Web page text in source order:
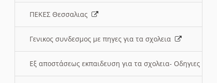
ΠΕΚΕΣ Θεσσαλιας
Γενικος συνδεσμος με πηγες για τα σχολεια
Εξ αποστάσεως εκπαιδευση για τα σχολεια- Οδηγιες